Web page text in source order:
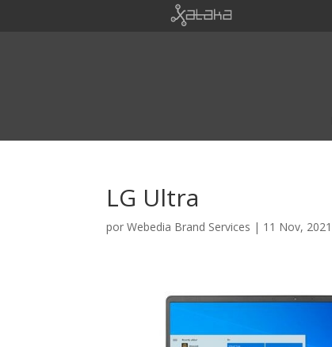
LG Ultra
porWebedia Brand Services | 11 Nov, 2021